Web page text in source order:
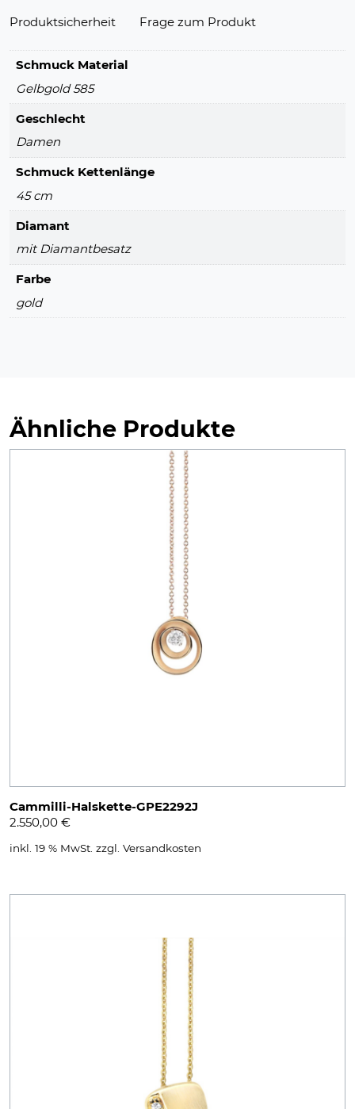
Produktsicherheit
Frage zum Produkt
Schmuck Material
Gelbgold 585
Geschlecht
Damen
Schmuck Kettenlänge
45 cm
Diamant
mit Diamantbesatz
Farbe
gold
Ähnliche Produkte
Cammilli-Halskette-GPE2292J
2.550,00 €
inkl. 19 % MwSt. zzgl. Versandkosten